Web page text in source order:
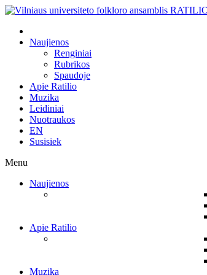
Naujienos
Renginiai
Rubrikos
Spaudoje
Apie Ratilio
Muzika
Leidiniai
Nuotraukos
EN
Susisiek
Menu
Naujienos
Apie Ratilio
Muzika